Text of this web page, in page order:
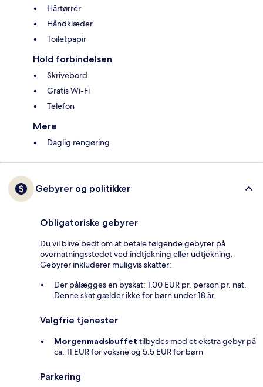
Hårtørrer
Håndklæder
Toiletpapir
Hold forbindelsen
Skrivebord
Gratis Wi-Fi
Telefon
Mere
Daglig rengøring
Gebyrer og politikker
Obligatoriske gebyrer
Du vil blive bedt om at betale følgende gebyrer på
overnatningsstedet ved indtjekning eller udtjekning.
Gebyrer inkluderer muligvis skatter:
Der pålægges en byskat: 1.00 EUR pr. person pr. nat.
Denne skat gælder ikke for børn under 18 år.
Valgfrie tjenester
Morgenmadsbuffet tilbydes mod et ekstra gebyr på
ca. 11 EUR for voksne og 5.5 EUR for børn
Parkering